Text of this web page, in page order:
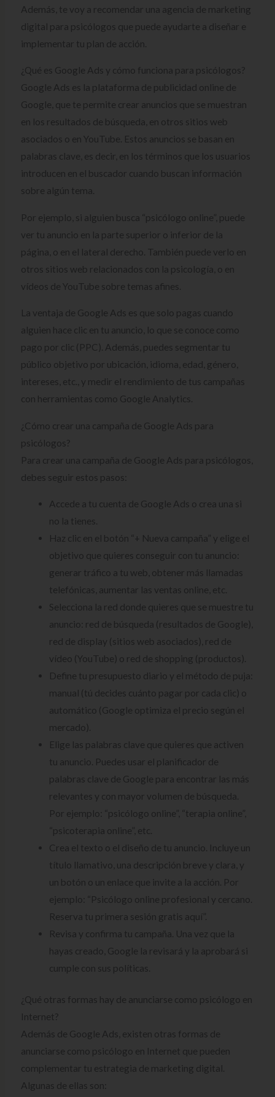
Además, te voy a recomendar una agencia de marketing
digital para psicólogos que puede ayudarte a diseñar e
implementar tu plan de acción.
¿Qué es Google Ads y cómo funciona para psicólogos?
Google Ads es la plataforma de publicidad online de
Google, que te permite crear anuncios que se muestran
en los resultados de búsqueda, en otros sitios web
asociados o en YouTube. Estos anuncios se basan en
palabras clave, es decir, en los términos que los usuarios
introducen en el buscador cuando buscan información
sobre algún tema.
Por ejemplo, si alguien busca “psicólogo online”, puede
ver tu anuncio en la parte superior o inferior de la
página, o en el lateral derecho. También puede verlo en
otros sitios web relacionados con la psicología, o en
vídeos de YouTube sobre temas afines.
La ventaja de Google Ads es que solo pagas cuando
alguien hace clic en tu anuncio, lo que se conoce como
pago por clic (PPC). Además, puedes segmentar tu
público objetivo por ubicación, idioma, edad, género,
intereses, etc., y medir el rendimiento de tus campañas
con herramientas como Google Analytics.
¿Cómo crear una campaña de Google Ads para
psicólogos?
Para crear una campaña de Google Ads para psicólogos,
debes seguir estos pasos:
Accede a tu cuenta de Google Ads o crea una si
no la tienes.
Haz clic en el botón “+ Nueva campaña” y elige el
objetivo que quieres conseguir con tu anuncio:
generar tráfico a tu web, obtener más llamadas
telefónicas, aumentar las ventas online, etc.
Selecciona la red donde quieres que se muestre tu
anuncio: red de búsqueda (resultados de Google),
red de display (sitios web asociados), red de
vídeo (YouTube) o red de shopping (productos).
Define tu presupuesto diario y el método de puja:
manual (tú decides cuánto pagar por cada clic) o
automático (Google optimiza el precio según el
mercado).
Elige las palabras clave que quieres que activen
tu anuncio. Puedes usar el planificador de
palabras clave de Google para encontrar las más
relevantes y con mayor volumen de búsqueda.
Por ejemplo: “psicólogo online”, “terapia online”,
“psicoterapia online”, etc.
Crea el texto o el diseño de tu anuncio. Incluye un
título llamativo, una descripción breve y clara, y
un botón o un enlace que invite a la acción. Por
ejemplo: “Psicólogo online profesional y cercano.
Reserva tu primera sesión gratis aquí”.
Revisa y confirma tu campaña. Una vez que la
hayas creado, Google la revisará y la aprobará si
cumple con sus políticas.
¿Qué otras formas hay de anunciarse como psicólogo en
Internet?
Además de Google Ads, existen otras formas de
anunciarse como psicólogo en Internet que pueden
complementar tu estrategia de marketing digital.
Algunas de ellas son: